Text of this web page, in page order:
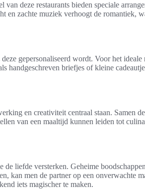
deze restaurants bieden speciale
en zachte muziek verhoogt de romantiek,
gepersonaliseerd wordt. Voor het
handgeschreven briefjes of kleine
en creativiteit centraal staan. Samen
van een maaltijd kunnen leiden tot
liefde versterken. Geheime
kan men de partner op een onverwachte
iets magischer te maken.